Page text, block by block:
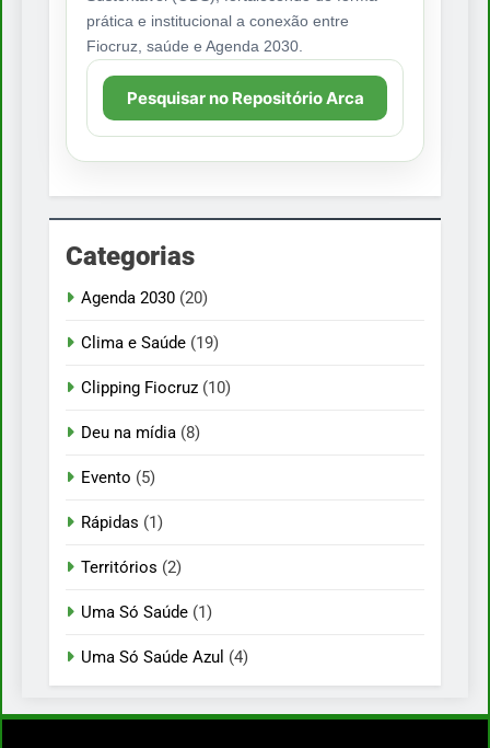
prática e institucional a conexão entre
Fiocruz, saúde e Agenda 2030.
Pesquisar no Repositório Arca
Categorias
Agenda 2030 (20)
Clima e Saúde (19)
Clipping Fiocruz (10)
Deu na mídia (8)
Evento (5)
Rápidas (1)
Territórios (2)
Uma Só Saúde (1)
Uma Só Saúde Azul (4)